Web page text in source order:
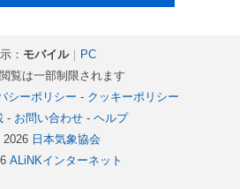
： モバイル｜
PC
覧は一部制限されます
シーポリシー - クッキーポリシー
- お問い合わせ- ヘルプ
2026 日本気象協会
ALiNKインターネット